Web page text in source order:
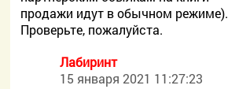
продажи идут в обычном режиме).
Проверьте, пожалуйста.
Лабиринт
15 января 2021 11:27:23